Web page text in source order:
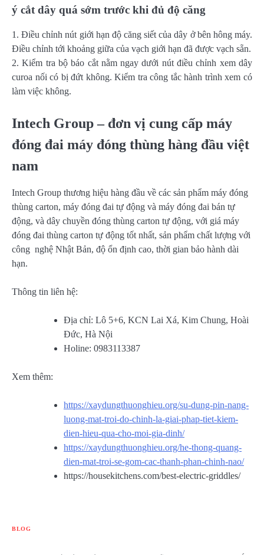
ý cắt dây quá sớm trước khi đủ độ căng
1. Điều chỉnh nút giới hạn độ căng siết của dây ở bên hông máy.
Điều chỉnh tới khoảng giữa của vạch giới hạn đã được vạch sẵn.
2. Kiểm tra bộ báo cắt nằm ngay dưới nút điều chỉnh xem dây
curoa nối có bị đứt không. Kiểm tra công tắc hành trình xem có
làm việc không.
Intech Group – đơn vị cung cấp máy
đóng đai máy đóng thùng hàng đầu việt
nam
Intech Group thương hiệu hàng đầu về các sản phẩm máy đóng
thùng carton, máy đóng đai tự động và máy đóng đai bán tự
động, và dây chuyền đóng thùng carton tự động, với giá máy
đóng đai thùng carton tự động tốt nhất, sản phẩm chất lượng với
công nghệ Nhật Bản, độ ổn định cao, thời gian bảo hành dài
hạn.
Thông tin liên hệ:
Địa chỉ: Lô 5+6, KCN Lai Xá, Kim Chung, Hoài
Đức, Hà Nội
Holine: 0983113387
Xem thêm:
https://xaydungthuonghieu.org/su-dung-pin-nang-
luong-mat-troi-do-chinh-la-giai-phap-tiet-kiem-
dien-hieu-qua-cho-moi-gia-dinh/
https://xaydungthuonghieu.org/he-thong-quang-
dien-mat-troi-se-gom-cac-thanh-phan-chinh-nao/
https://housekitchens.com/best-electric-griddles/
BLOG